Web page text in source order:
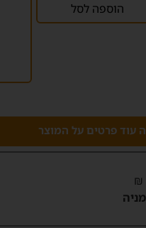
הוספה לסל
עוד פרטים על המוצר